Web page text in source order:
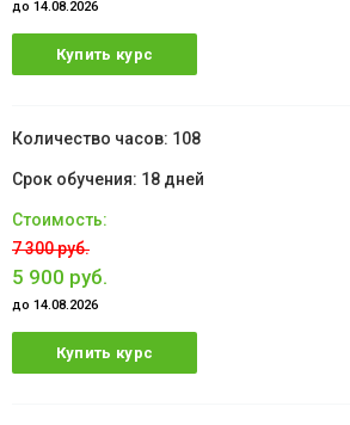
до 14.08.2026
Купить курс
108
18 дней
7 300 руб.
5 900 руб.
до 14.08.2026
Купить курс